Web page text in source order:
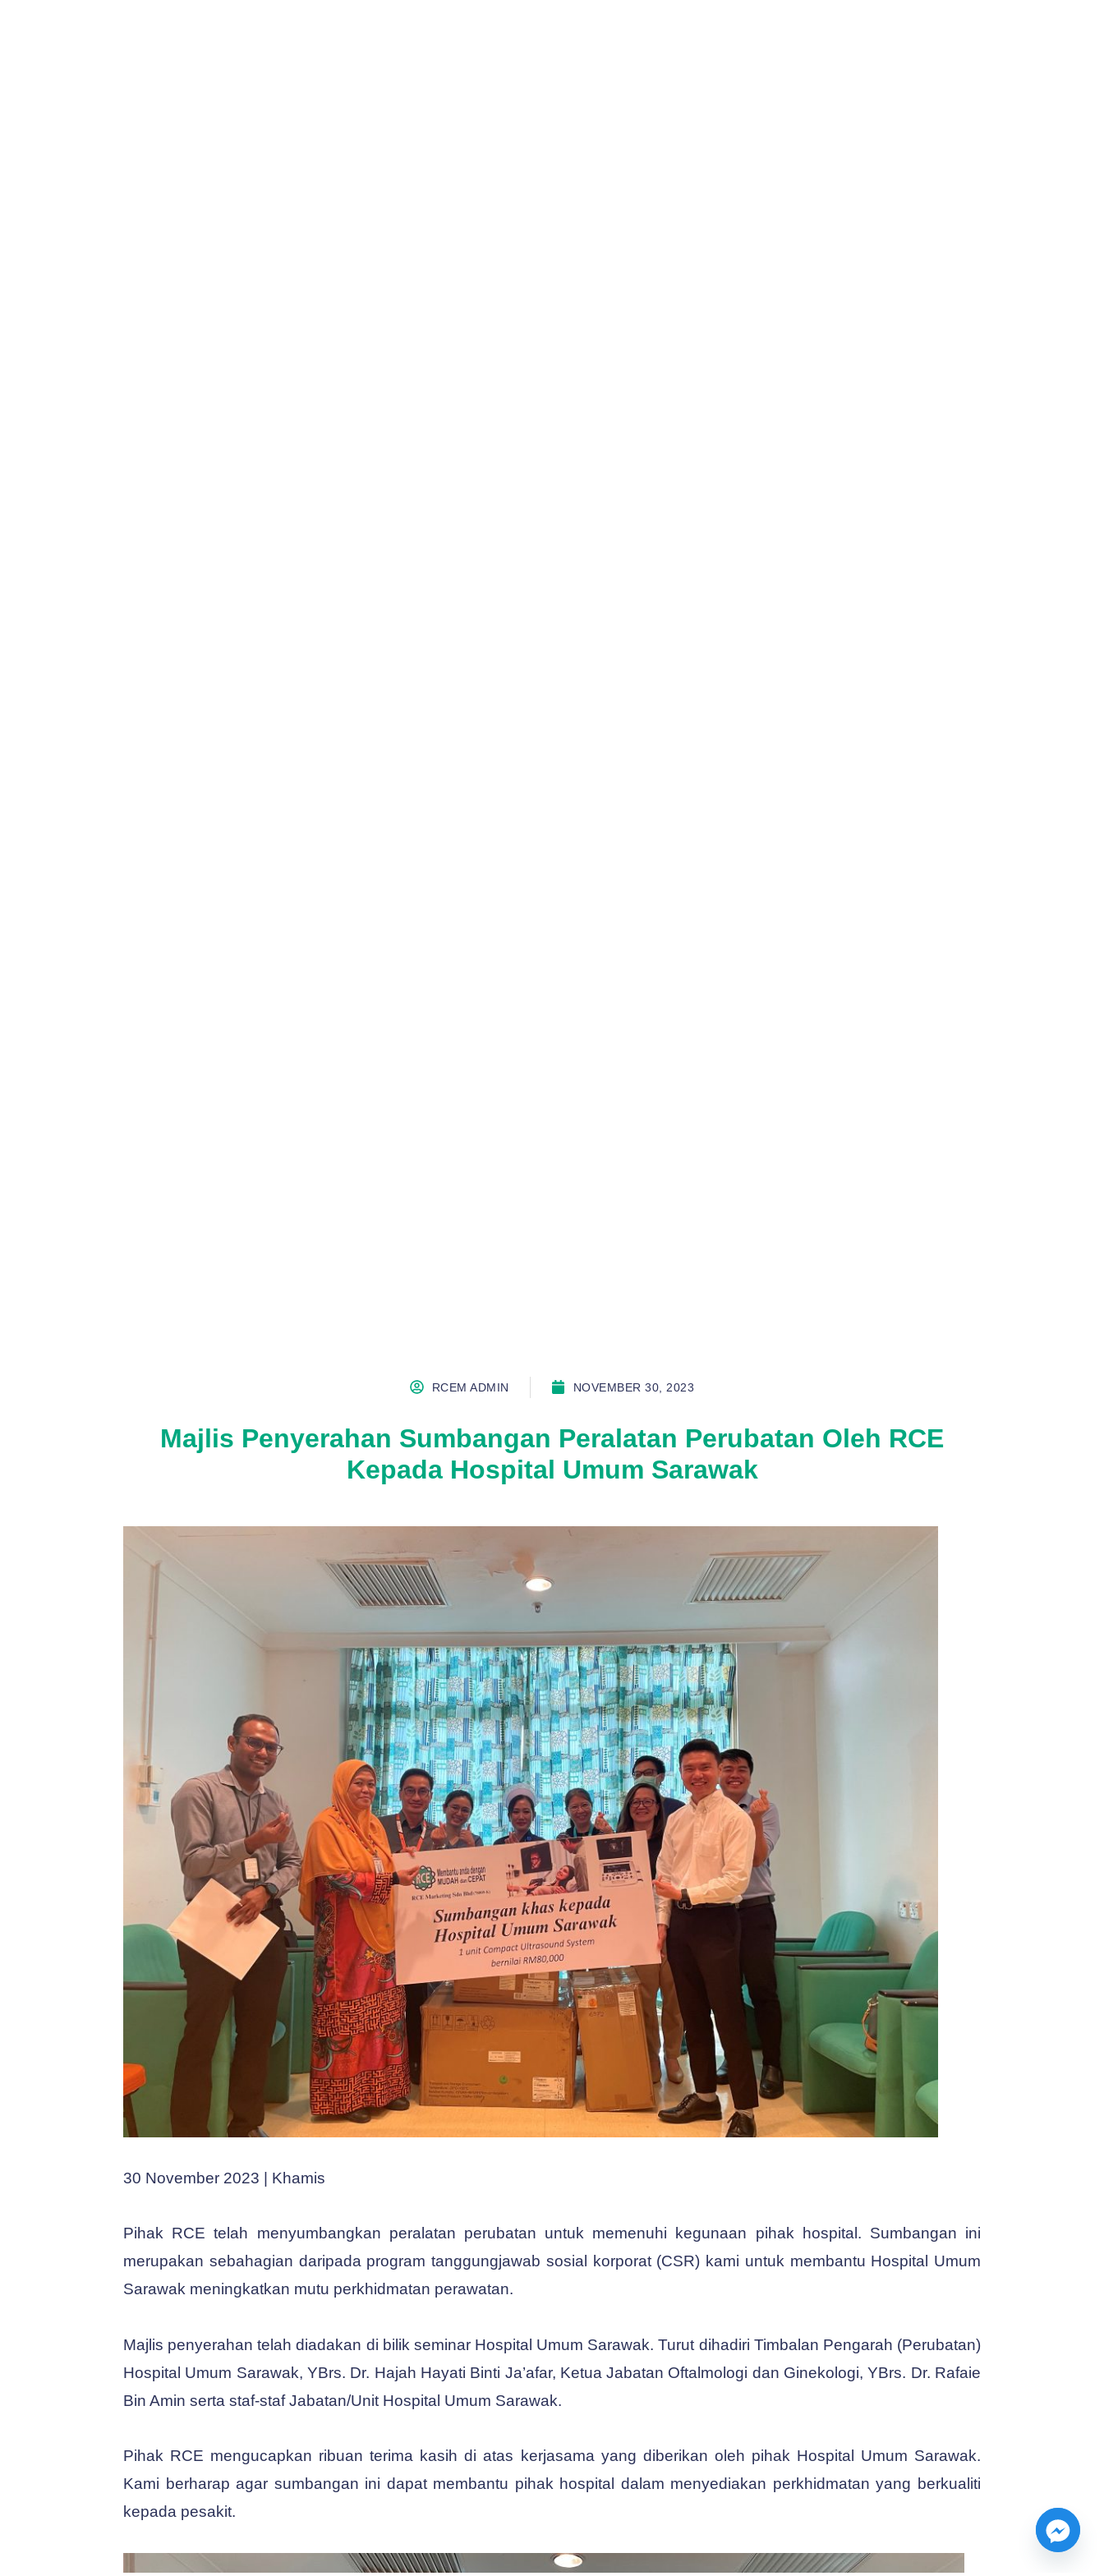
RCEM ADMIN NOVEMBER 30, 2023
Majlis Penyerahan Sumbangan Peralatan Perubatan Oleh RCE
Kepada Hospital Umum Sarawak
30 November 2023 | Khamis
Pihak RCE telah menyumbangkan peralatan perubatan untuk memenuhi kegunaan pihak hospital. Sumbangan ini
merupakan sebahagian daripada program tanggungjawab sosial korporat (CSR) kami untuk membantu Hospital Umum
Sarawak meningkatkan mutu perkhidmatan perawatan.
Majlis penyerahan telah diadakan di bilik seminar Hospital Umum Sarawak. Turut dihadiri Timbalan Pengarah (Perubatan)
Hospital Umum Sarawak, YBrs. Dr. Hajah Hayati Binti Ja’afar, Ketua Jabatan Oftalmologi dan Ginekologi, YBrs. Dr. Rafaie
Bin Amin serta staf-staf Jabatan/Unit Hospital Umum Sarawak.
Pihak RCE mengucapkan ribuan terima kasih di atas kerjasama yang diberikan oleh pihak Hospital Umum Sarawak.
Kami berharap agar sumbangan ini dapat membantu pihak hospital dalam menyediakan perkhidmatan yang berkualiti
kepada pesakit.